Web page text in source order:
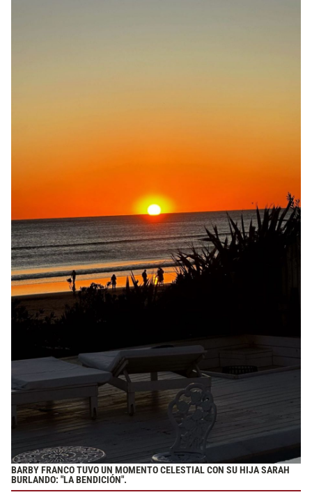
BARBY FRANCO TUVO UN MOMENTO CELESTIAL CON SU HIJA SARAH
BURLANDO: "LA BENDICIÓN".